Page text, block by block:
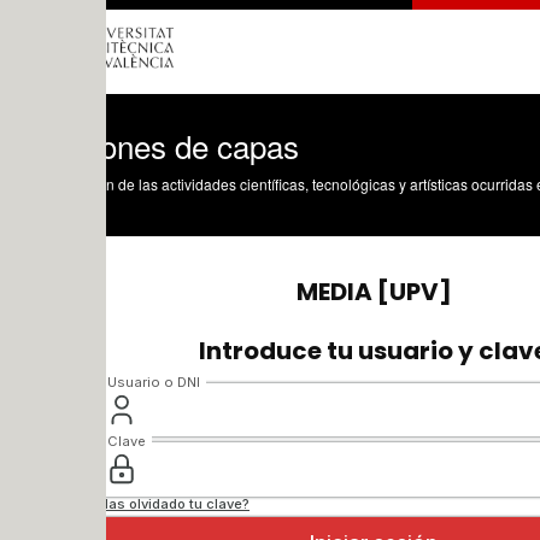
de capas
de las actividades científicas, tecnológicas y artísticas ocurridas en los tres